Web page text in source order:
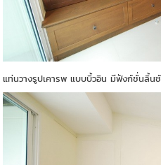
แท่นวางรูปเคารพ แบบบิ้วอิน มีฟังก์ชั่นลิ้น